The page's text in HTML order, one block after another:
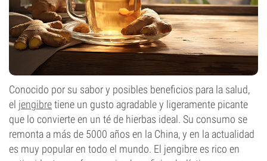
Conocido por su sabor y posibles beneficios para la salud,
el jengibretiene un gusto agradable y ligeramente picante
que lo convierte en un té de hierbas ideal. Su consumo se
remonta a más de 5000 años en la China, y en la actualidad
es muy popular en todo el mundo. El jengibre es rico en